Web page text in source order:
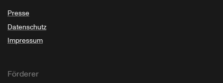
Presse
Datenschutz
Impressum
Förderer